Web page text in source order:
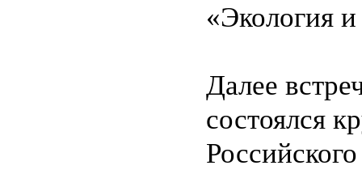
«Экология
Далее
состоялся